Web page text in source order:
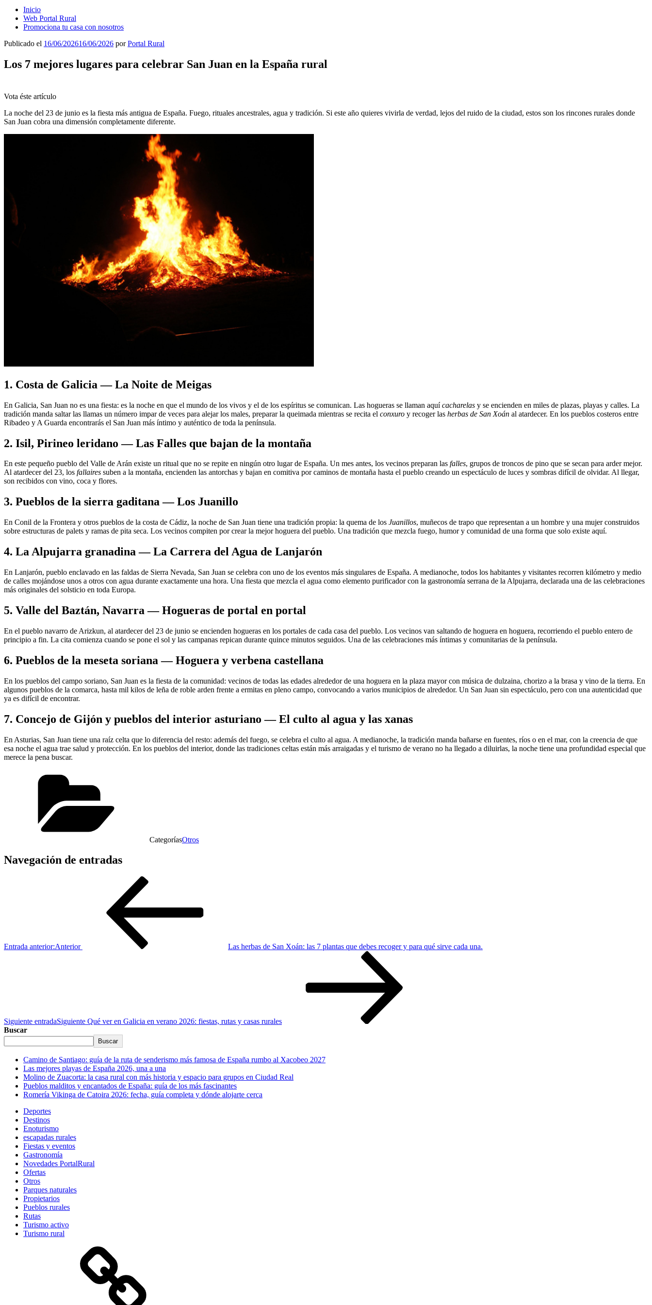
Inicio
Web Portal Rural
Promociona tu casa con nosotros
Publicado el 16/06/202616/06/2026 porPortal Rural
Los 7 mejores lugares para celebrar San Juan en la España rural
Vota éste artículo
La noche del 23 de junio es la fiesta más antigua de España. Fuego, rituales ancestrales, agua y tradición. Si este año quieres vivirla de verdad, lejos del ruido de la ciudad, estos son los rincones rurales donde
San Juan cobra una dimensión completamente diferente.
1. Costa de Galicia — La Noite de Meigas
En Galicia, San Juan no es una fiesta: es la noche en que el mundo de los vivos y el de los espíritus se comunican. Las hogueras se llaman aquícacharelas y se encienden en miles de plazas, playas y calles. La
tradición manda saltar las llamas un número impar de veces para alejar los males, preparar la queimada mientras se recita el conxuro y recoger las herbas de San Xoán al atardecer. En los pueblos costeros entre
Ribadeo y A Guarda encontrarás el San Juan más íntimo y auténtico de toda la península.
2. Isil, Pirineo leridano — Las Falles que bajan de la montaña
En este pequeño pueblo del Valle de Arán existe un ritual que no se repite en ningún otro lugar de España. Un mes antes, los vecinos preparan las falles, grupos de troncos de pino que se secan para arder mejor.
Al atardecer del 23, los fallaires suben a la montaña, encienden las antorchas y bajan en comitiva por caminos de montaña hasta el pueblo creando un espectáculo de luces y sombras difícil de olvidar. Al llegar,
son recibidos con vino, coca y flores.
3. Pueblos de la sierra gaditana — Los Juanillo
En Conil de la Frontera y otros pueblos de la costa de Cádiz, la noche de San Juan tiene una tradición propia: la quema de los Juanillos, muñecos de trapo que representan a un hombre y una mujer construidos
sobre estructuras de palets y ramas de pita seca. Los vecinos compiten por crear la mejor hoguera del pueblo. Una tradición que mezcla fuego, humor y comunidad de una forma que solo existe aquí.
4. La Alpujarra granadina — La Carrera del Agua de Lanjarón
En Lanjarón, pueblo enclavado en las faldas de Sierra Nevada, San Juan se celebra con uno de los eventos más singulares de España. A medianoche, todos los habitantes y visitantes recorren kilómetro y medio
de calles mojándose unos a otros con agua durante exactamente una hora. Una fiesta que mezcla el agua como elemento purificador con la gastronomía serrana de la Alpujarra, declarada una de las celebraciones
más originales del solsticio en toda Europa.
5. Valle del Baztán, Navarra — Hogueras de portal en portal
En el pueblo navarro de Arizkun, al atardecer del 23 de junio se encienden hogueras en los portales de cada casa del pueblo. Los vecinos van saltando de hoguera en hoguera, recorriendo el pueblo entero de
principio a fin. La cita comienza cuando se pone el sol y las campanas repican durante quince minutos seguidos. Una de las celebraciones más íntimas y comunitarias de la península.
6. Pueblos de la meseta soriana — Hoguera y verbena castellana
En los pueblos del campo soriano, San Juan es la fiesta de la comunidad: vecinos de todas las edades alrededor de una hoguera en la plaza mayor con música de dulzaina, chorizo a la brasa y vino de la tierra. En
algunos pueblos de la comarca, hasta mil kilos de leña de roble arden frente a ermitas en pleno campo, convocando a varios municipios de alrededor. Un San Juan sin espectáculo, pero con una autenticidad que
ya es difícil de encontrar.
7. Concejo de Gijón y pueblos del interior asturiano — El culto al agua y las xanas
En Asturias, San Juan tiene una raíz celta que lo diferencia del resto: además del fuego, se celebra el culto al agua. A medianoche, la tradición manda bañarse en fuentes, ríos o en el mar, con la creencia de que
esa noche el agua trae salud y protección. En los pueblos del interior, donde las tradiciones celtas están más arraigadas y el turismo de verano no ha llegado a diluirlas, la noche tiene una profundidad especial que
merece la pena buscar.
CategoríasOtros
Navegación de entradas
Entrada anterior:Anterior Las herbas de San Xoán: las 7 plantas que debes recoger y para qué sirve cada una.
Siguiente entradaSiguiente Qué ver en Galicia en verano 2026: fiestas, rutas y casas rurales
Buscar
Buscar
Camino de Santiago: guía de la ruta de senderismo más famosa de España rumbo al Xacobeo 2027
Las mejores playas de España 2026, una a una
Molino de Zuacorta: la casa rural con más historia y espacio para grupos en Ciudad Real
Pueblos malditos y encantados de España: guía de los más fascinantes
Romería Vikinga de Catoira 2026: fecha, guía completa y dónde alojarte cerca
Deportes
Destinos
Enoturismo
escapadas rurales
Fiestas y eventos
Gastronomía
Novedades PortalRural
Ofertas
Otros
Parques naturales
Propietarios
Pueblos rurales
Rutas
Turismo activo
Turismo rural